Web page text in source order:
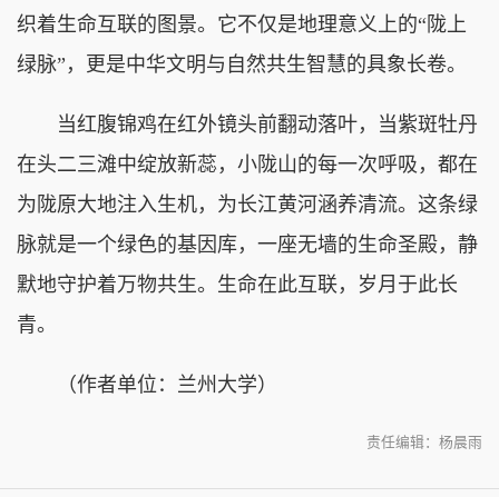
织着生命互联的图景。它不仅是地理意义上的“陇上
绿脉”，更是中华文明与自然共生智慧的具象长卷。
当红腹锦鸡在红外镜头前翻动落叶，当紫斑牡丹
在头二三滩中绽放新蕊，小陇山的每一次呼吸，都在
为陇原大地注入生机，为长江黄河涵养清流。这条绿
脉就是一个绿色的基因库，一座无墙的生命圣殿，静
默地守护着万物共生。生命在此互联，岁月于此长
青。
（作者单位：兰州大学）
责任编辑：杨晨雨